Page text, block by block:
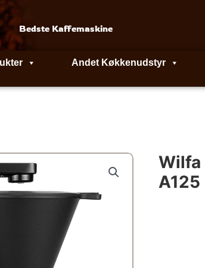
Bedste Kaffemaskine
Andet Køkkenudstyr
Wilfa
A125